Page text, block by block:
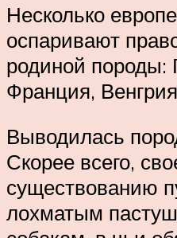
Несколько
оспаривают
родиной породы:
Франция,
Выводилась
Скорее всего,
существованию
лохматым